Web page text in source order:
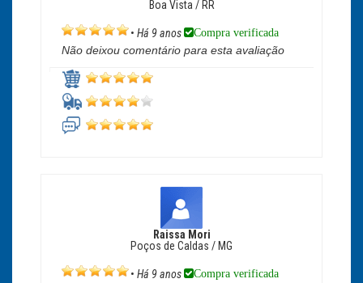
Boa Vista / RR
• Há 9 anos Compra verificada
Não deixou comentário para esta avaliação
Raissa Mori
Poços de Caldas / MG
• Há 9 anos Compra verificada